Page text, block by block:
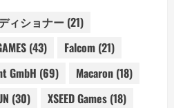
ィショナー (21)
(43) Falcom (21)
GmbH (69) Macaron (18)
(30) XSEED Games (18)